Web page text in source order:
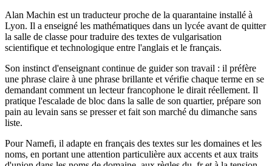
Alan Machin est un traducteur proche de la quarantaine installé à
Lyon. Il a enseigné les mathématiques dans un lycée avant de quitter
la salle de classe pour traduire des textes de vulgarisation
scientifique et technologique entre l'anglais et le français.
Son instinct d'enseignant continue de guider son travail : il préfère
une phrase claire à une phrase brillante et vérifie chaque terme en se
demandant comment un lecteur francophone le dirait réellement. Il
pratique l'escalade de bloc dans la salle de son quartier, prépare son
pain au levain sans se presser et fait son marché du dimanche sans
liste.
Pour Namefi, il adapte en français des textes sur les domaines et les
noms, en portant une attention particulière aux accents et aux traits